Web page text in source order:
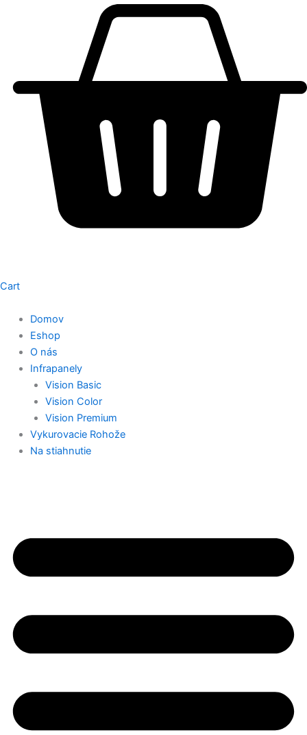
Cart
Domov
Eshop
O nás
Infrapanely
Vision Basic
Vision Color
Vision Premium
Vykurovacie Rohože
Na stiahnutie